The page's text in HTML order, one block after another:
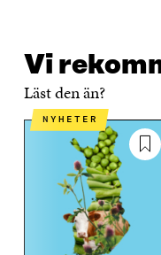
N
A
S
I
E
T
S
I
E
T
T
N
Y
T
T
F
Ö
N
T
T
Vi
Läst den än?
NYHETER